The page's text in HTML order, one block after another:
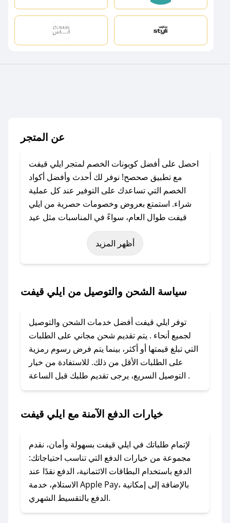
عن المتجر
احصل على أفضل كوبونات الخصم لمتجر ايلي قيفت
مع تطبيق صحصح! نوفر لك أحدث وأفضل أكواد
الخصم التي تساعدك على التوفير عند كل عملية
شراء. استمتع بعروض وخصومات حصرية من ايلي
قيفت طوال العام، سواءً في المناسبات مثل عيد
الفطر، عيد الأضحى، الجمعة البيضاء (شهر نوفمبر)،
رمضان، اليوم الوطني، يوم التأسيس، أو حتى عروض
باستخدام تطبيق صحصح، يمكنك العثور بسهولة على
تواصل معنا عبر تويتر أو البريد الإلكتروني لإضافته
بسرعة.
### كيفية استخدام كود خصم ايلي قيفت؟
1. انسخ كود الخصم من تطبيق صحصح.
2. الصقه في خانة الدفع عند التسوق من ايلي قيفت.
### ماذا أفعل إذا لم يعمل كود الخصم؟
الرسائل الخاصة على تويتر أو البريد الإلكتروني،
وسنقوم بحل المشكلة في أسرع وقت ممكن.
### ماذا أفعل إذا لم أجد كود خصم لمتجري
المفضل؟
في حال عدم توفر كوبونات لمتجرك المفضل، يمكنك
أظهر المزيد
سياسة الشحن والتوصيل من ايلي قيفت
توفر ايلي قيفت أفضل خدمات الشحن والتوصيل
لجميع أنحاء . يتم تقديم شحن مجاني على الطلبات
التي تبلغ قيمتها أو أكثر، بينما يتم فرض رسوم رمزية
على الطلبات الأقل من ذلك. للاستفادة من خيار
التوصيل السريع، يرجى تقديم طلبك قبل الساعة .
خيارات الدفع الآمنة مع ايلي قيفت
لإتمام طلباتك في ايلي قيفت بسهولة وأمان، نقدم
مجموعة من خيارات الدفع التي تناسب احتياجاتك:
الدفع باستخدام البطاقات الائتمانية، الدفع نقدًا عند
الاستلام، خدمة Apple Pay، بالإضافة إلى إمكانية
الدفع بالتقسيط الشهري.